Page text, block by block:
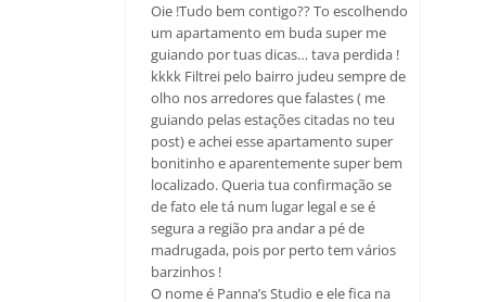
Oie !Tudo bem contigo?? To escolhendo
um apartamento em buda super me
guiando por tuas dicas… tava perdida !
kkkk Filtrei pelo bairro judeu sempre de
olho nos arredores que falastes ( me
guiando pelas estações citadas no teu
post) e achei esse apartamento super
bonitinho e aparentemente super bem
localizado. Queria tua confirmação se
de fato ele tá num lugar legal e se é
segura a região pra andar a pé de
madrugada, pois por perto tem vários
barzinhos !
O nome é Panna’s Studio e ele fica na